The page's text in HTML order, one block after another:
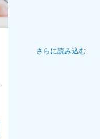
さらに読み込む